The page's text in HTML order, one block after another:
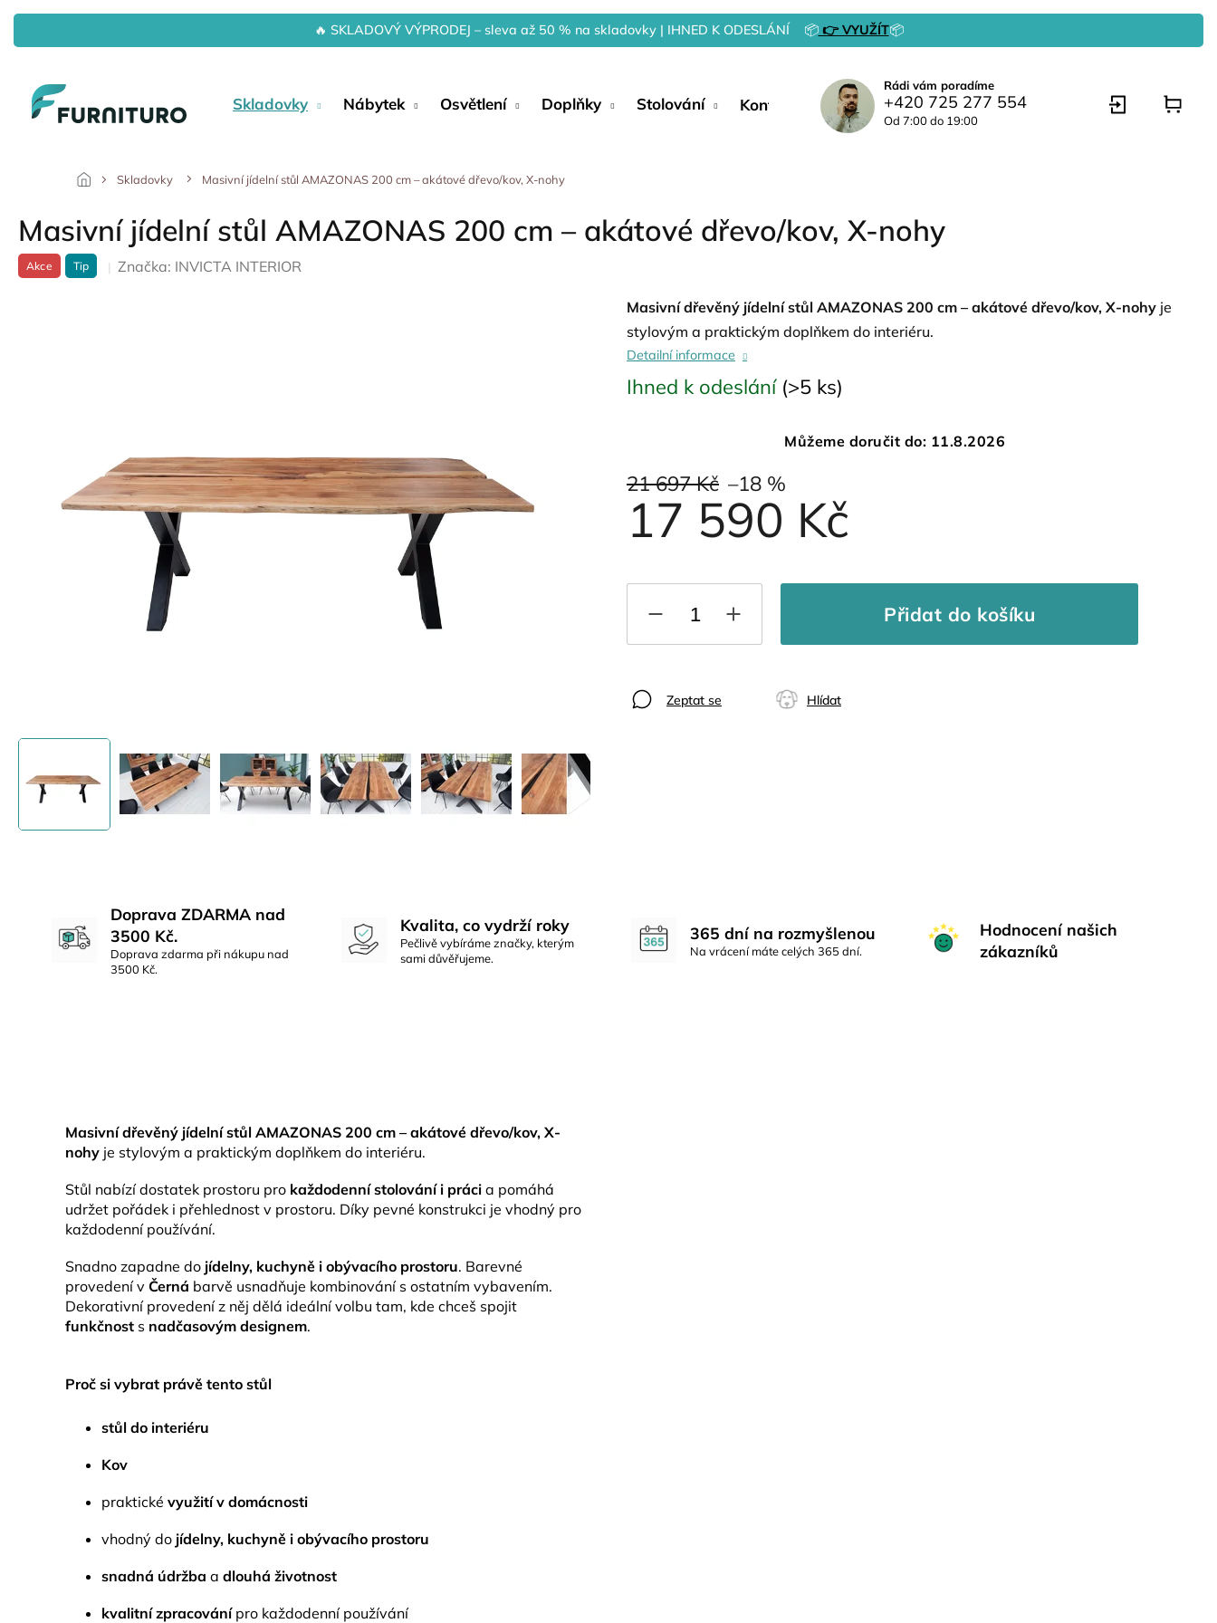
Přejít
obsah
🔥 SKLADOVÝ VÝPRODEJ – sleva až 50 % na skladovky | IHNED K ODESLÁNÍ 📦👉 VYUŽÍT📦
Skladovky Nábytek Osvětlení Doplňky Stolování Kontakty
Rádi vám poradíme
+420 725 277 554
Od 7:00 do 19:00
Skladovky Masivní jídelní stůl AMAZONAS 200 cm – akátové dřevo/kov, X-nohy
Masivní jídelní stůl AMAZONAS 200 cm – akátové dřevo/kov, X-nohy
Akce Tip Značka: INVICTA INTERIOR
21 697 Kč –18 %
17 590 Kč
Ihned k odeslání (>5 ks)
Můžeme doručit do: 11.8.2026
Přidat do košíku
Masivní dřevěný jídelní stůl AMAZONAS 200 cm – akátové dřevo/kov, X-nohy je
stylovým a praktickým doplňkem do interiéru.
Detailní informace
Zeptat se Hlídat
Doprava ZDARMA nad
3500 Kč.
Doprava zdarma při nákupu nad
3500 Kč.
Kvalita, co vydrží roky
Pečlivě vybíráme značky, kterým
sami důvěřujeme.
365 dní na rozmyšlenou
Na vrácení máte celých 365 dní.
Hodnocení našich
zákazníků
Masivní dřevěný jídelní stůl AMAZONAS 200 cm – akátové dřevo/kov, X-
nohy je stylovým a praktickým doplňkem do interiéru.
Stůl nabízí dostatek prostoru pro každodenní stolování i práci a pomáhá
udržet pořádek i přehlednost v prostoru. Díky pevné konstrukci je vhodný pro
každodenní používání.
Snadno zapadne do jídelny, kuchyně i obývacího prostoru. Barevné
provedení v Černá barvě usnadňuje kombinování s ostatním vybavením.
Dekorativní provedení z něj dělá ideální volbu tam, kde chceš spojit
funkčnost s nadčasovým designem.
Proč si vybrat právě tento stůl
stůl do interiéru
Kov
praktické využití v domácnosti
vhodný do jídelny, kuchyně i obývacího prostoru
snadná údržba a dlouhá životnost
kvalitní zpracovánípro každodenní používání